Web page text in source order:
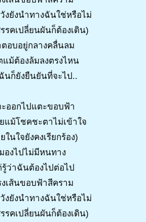
งยังนำทางฉันใช่หรือไม่
รคเปลี่ยนผันก็ต้องเดิน)
ตอบอยู่กลางคลื่นลม
แม้ต้องล้มลงตรงไหน
นก็ยังยืนยันที่จะไป..
ะออกไปแตะขอบฟ้า
แม้โชคชะตาไม่เข้าใจ
ในใจยังคงเรียกร้อง)
มองไปไม่มีหนทาง
ว่าฉันต้องไปต่อไป
งเส้นขอบฟ้าสีคราม
งยังนำทางฉันใช่หรือไม่
รคเปลี่ยนผันก็ต้องเดิน)